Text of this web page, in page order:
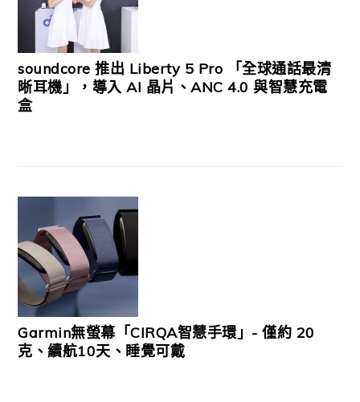
soundcore 推出 Liberty 5 Pro 「全球通話最清
晰耳機」，導入 AI 晶片、ANC 4.0 與智慧充電
盒
Garmin無螢幕「CIRQA智慧手環」- 僅約 20
克、續航10天、睡覺可戴